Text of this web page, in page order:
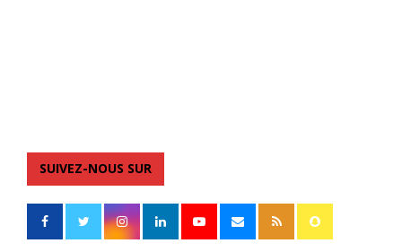
SUIVEZ-NOUS SUR